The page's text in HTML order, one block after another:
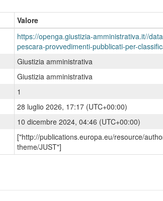
Valore
https://openga.giustizia-amministrativa.it//
pescara-provvedimenti-pubblicati-per-
Giustizia amministrativa
Giustizia amministrativa
1
28 luglio 2026, 17:17 (UTC+00:00)
10 dicembre 2024, 04:46 (UTC+00:00)
["http://publications.europa.eu/resource/
theme/JUST"]